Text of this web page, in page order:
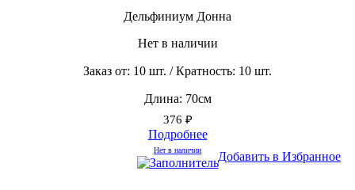
Дельфиниум Донна
Нет в наличии
Заказ от: 10 шт. / Кратность: 10 шт.
Длина: 70см
376 ₽
Подробнее
Нет в наличии Добавить в Избранное